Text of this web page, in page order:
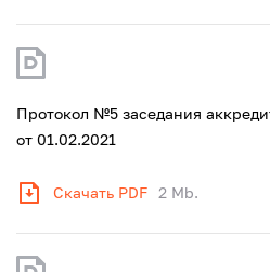
Протокол №5 заседания
от 01.02.2021
Скачать PDF 2 Mb.